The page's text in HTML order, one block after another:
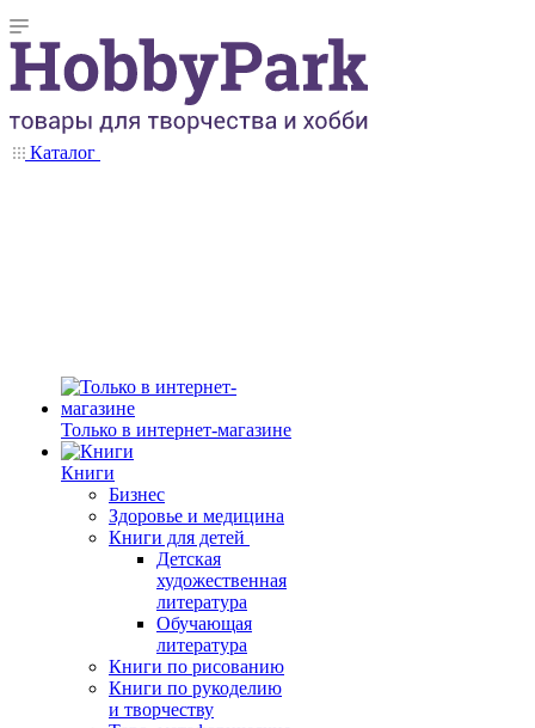
Каталог
Только в интернет-магазине
Книги
Бизнес
Здоровье и медицина
Книги для детей
Детская
художественная
литература
Обучающая
литература
Книги по рисованию
Книги по рукоделию
и творчеству